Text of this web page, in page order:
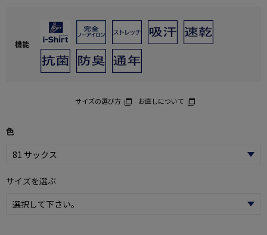
機能
サイズの選び方 お直しについて
色
サイズを選ぶ